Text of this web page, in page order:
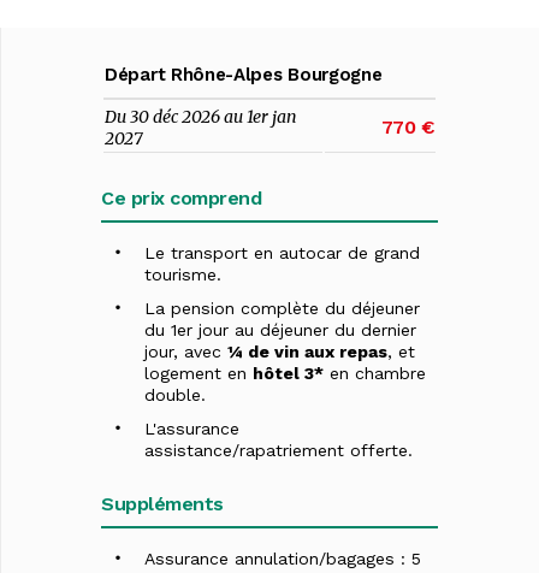
Départ Rhône-Alpes Bourgogne
Du 30 déc 2026 au 1er jan
2027
770 €
Ce prix comprend
Le transport en autocar de grand
tourisme.
La pension complète du déjeuner
du 1er jour au déjeuner du dernier
jour, avec ¼ de vin aux repas, et
logement en hôtel 3* en chambre
double.
L'assurance
assistance/rapatriement offerte.
Suppléments
Assurance annulation/bagages : 5